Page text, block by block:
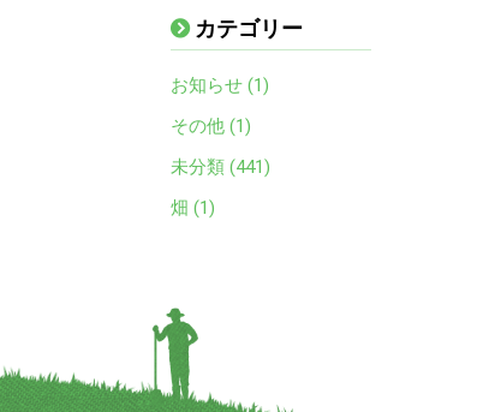
カテゴリー
お知らせ (1)
その他 (1)
未分類 (441)
畑 (1)